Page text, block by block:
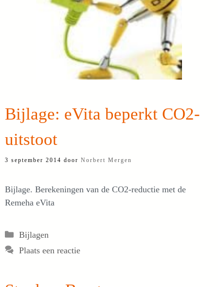
Bijlage: eVita beperkt CO2-
uitstoot
3 september 2014 door Norbert Mergen
Bijlage. Berekeningen van de CO2-reductie met de
Remeha eVita
Categorieën
Bijlagen
Plaats een reactie